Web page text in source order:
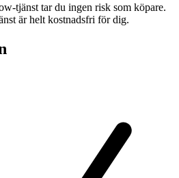
tjänst tar du ingen risk som köpare.
är helt kostnadsfri för dig.